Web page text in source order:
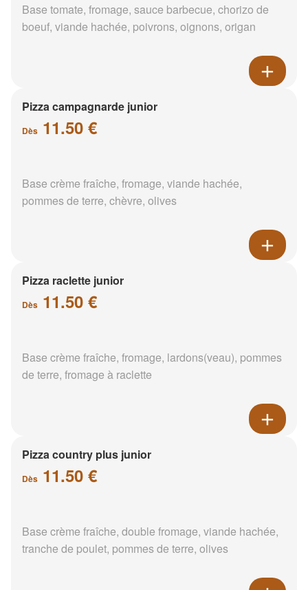
Base tomate, fromage, sauce barbecue, chorizo de
boeuf, viande hachée, poivrons, oignons, origan
Pizza campagnarde junior
Dès 11.50 €
Base crème fraîche, fromage, viande hachée,
pommes de terre, chèvre, olives
Pizza raclette junior
Dès 11.50 €
Base crème fraîche, fromage, lardons(veau), pommes
de terre, fromage à raclette
Pizza country plus junior
Dès 11.50 €
Base crème fraîche, double fromage, viande hachée,
tranche de poulet, pommes de terre, olives